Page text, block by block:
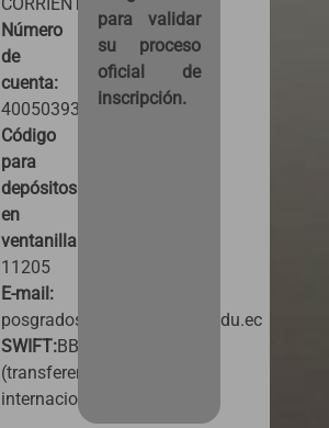
CORRIENTE
Número
de
cuenta:
4005039382
Código
para
depósitos
en
ventanilla:
11205
E-mail:
posgrados.pagos@ucacue.edu.ec
SWIFT:BBOLECEGXXX
(transferencias
internacionales).
para validar
su proceso
oficial de
inscripción.